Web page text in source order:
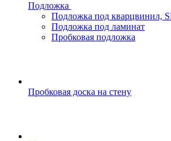
Подложка
Подложка под кварцвинил,
Подложка под ламинат
Пробковая подложка
Пробковая доска на стену